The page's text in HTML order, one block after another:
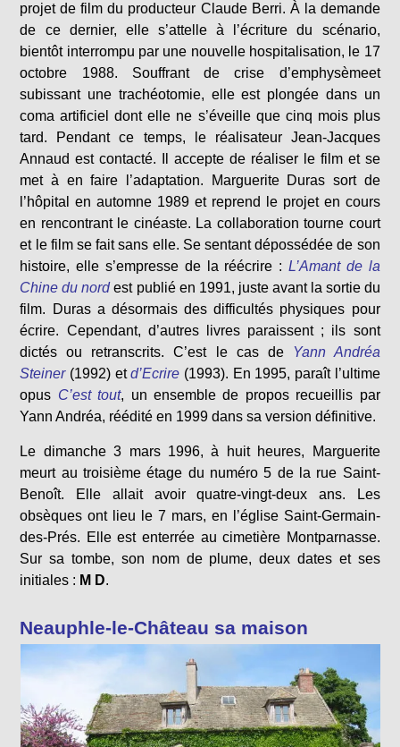
projet de film du producteur Claude Berri. À la demande
de ce dernier, elle s’attelle à l’écriture du scénario,
bientôt interrompu par une nouvelle hospitalisation, le 17
octobre 1988. Souffrant de crise d’emphysèmeet
subissant une trachéotomie, elle est plongée dans un
coma artificiel dont elle ne s’éveille que cinq mois plus
tard. Pendant ce temps, le réalisateur Jean-Jacques
Annaud est contacté. Il accepte de réaliser le film et se
met à en faire l’adaptation. Marguerite Duras sort de
l’hôpital en automne 1989 et reprend le projet en cours
en rencontrant le cinéaste. La collaboration tourne court
et le film se fait sans elle. Se sentant dépossédée de son
histoire, elle s’empresse de la réécrire : L’Amant de la
Chine du nord est publié en 1991, juste avant la sortie du
film. Duras a désormais des difficultés physiques pour
écrire. Cependant, d’autres livres paraissent ; ils sont
dictés ou retranscrits. C’est le cas de
Yann Andréa
Steiner (1992) et d’Ecrire (1993). En 1995, paraît l’ultime
opus C’est tout, un ensemble de propos recueillis par
Yann Andréa, réédité en 1999 dans sa version définitive.
Le dimanche 3 mars 1996, à huit heures, Marguerite
meurt au troisième étage du numéro 5 de la rue Saint-
Benoît. Elle allait avoir quatre-vingt-deux ans. Les
obsèques ont lieu le 7 mars, en l’église Saint-Germain-
des-Prés. Elle est enterrée au cimetière Montparnasse.
Sur sa tombe, son nom de plume, deux dates et ses
initiales : M D.
Neauphle-le-Château sa maison